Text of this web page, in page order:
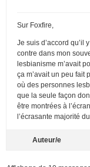
Sur Foxfire,
Je suis d’accord qu’il
contre dans mon
lesbianisme m’avait
ça m’avait un peu fait
où des personnes
que la seule façon
être montrées à
l’écrasante majorité
Auteur/e